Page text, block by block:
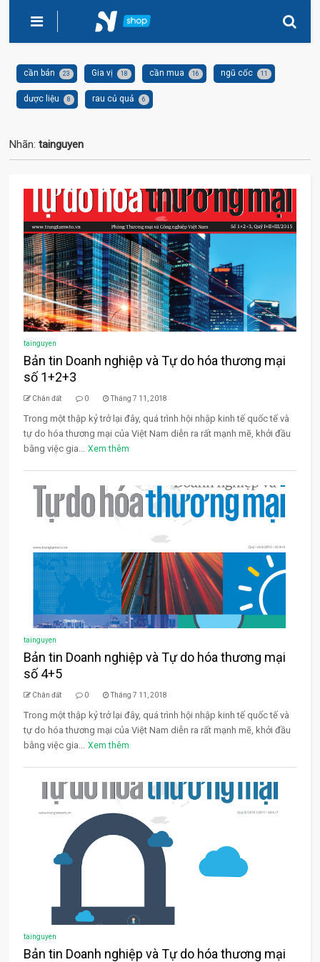
cần bán 23 Gia vị 18 cần mua 16 ngũ cốc 11
dược liệu 8 rau củ quả 6
Nhãn:tainguyen
tainguyen
Bản tin Doanh nghiệp và Tự do hóa thương mại
số 1+2+3
Chân đất 0 Tháng 7 11, 2018
Trong một thập kỷ trở lại đây, quá trình hội nhập kinh tế quốc tế và
tự do hóa thương mại của Việt Nam diễn ra rất mạnh mẽ, khởi đầu
bằng việc gia... Xem thêm
tainguyen
Bản tin Doanh nghiệp và Tự do hóa thương mại
số 4+5
Chân đất 0 Tháng 7 11, 2018
Trong một thập kỷ trở lại đây, quá trình hội nhập kinh tế quốc tế và
tự do hóa thương mại của Việt Nam diễn ra rất mạnh mẽ, khởi đầu
bằng việc gia... Xem thêm
tainguyen
Bản tin Doanh nghiệp và Tự do hóa thương mại